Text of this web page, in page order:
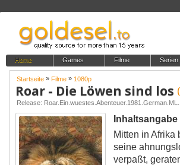
Home Games Filme Serien
Startseite » Filme » 1080p
Roar - Die Löwen sind los
Release:
Inhaltsangabe
Mitten in Afrika
seine
verpaßt,